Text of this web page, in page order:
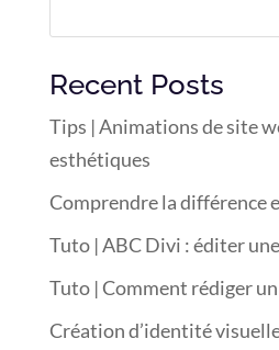
Recent Posts
Tips | Animations de site
esthétiques
Comprendre la différence
Tuto | ABC Divi : éditer
Tuto | Comment rédiger
Création d’identité